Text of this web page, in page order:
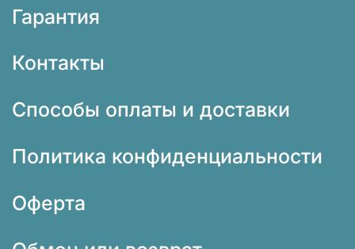
Гарантия
Контакты
Способы оплаты и доставки
Политика конфиденциальности
Оферта